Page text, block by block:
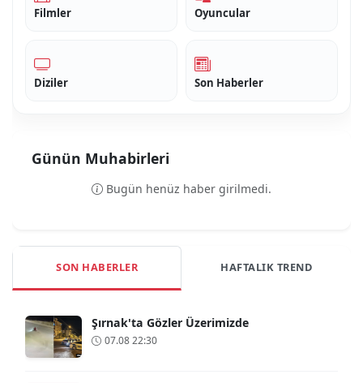
Filmler Oyuncular
Diziler Son Haberler
Günün Muhabirleri
Bugün henüz haber girilmedi.
SON HABERLER HAFTALIK TREND
Şırnak'ta Gözler Üzerimizde
07.08 22:30